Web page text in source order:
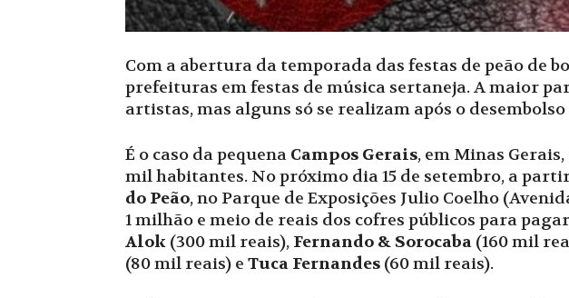
Com a abertura da temporada das festas de peão de
prefeituras em festas de música sertaneja. A maior
artistas, mas alguns só se realizam após o
É o caso da pequena Campos Gerais, em Minas
mil habitantes. No próximo dia 15 de setembro, a
do Peão, no Parque de Exposições Julio Coelho
1 milhão e meio de reais dos cofres públicos para
Alok (300 mil reais), Fernando & Sorocaba (160 mil
(80 mil reais) e Tuca Fernandes (60 mil reais).